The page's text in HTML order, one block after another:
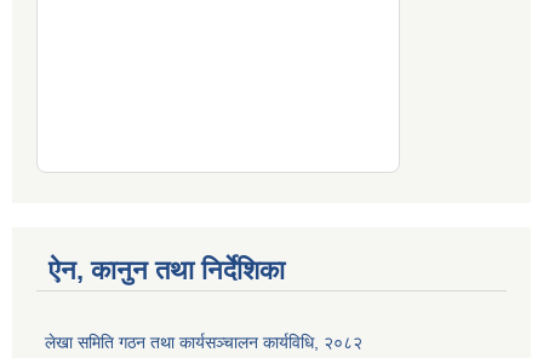
ऐन, कानुन तथा निर्देशिका
लेखा समिति गठन तथा कार्यसञ्चालन कार्यविधि, २०८२